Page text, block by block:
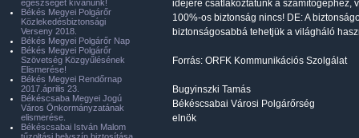
idejére csatlakoztatunk a számítógéphez,
100%-os biztonság nincs! DE: A
biztonságosabbá tehetjük a világháló
Forrás: ORFK Kommunikációs Szolgálat
Bugyinszki Tamás
Békéscsabai Városi Polgárőrség
elnök
egészséget kívánunk!
Békés Megyei Polgárőr
Közlekedésbiztonsági
Verseny 2018.
Békés Megyei Polgárőr Nap
Békés Megyei Polgárőr
Szövetség Közgyűlésének
Elismerése!
Békés Megyei Rendőrnap
2017.április 23.
Békéscsaba Megyei Jogú
Város Önkormányzatának
elismerése.
Békéscsabai István Malom